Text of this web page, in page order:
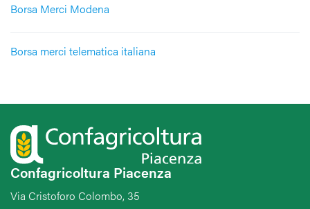
Borsa Merci Modena
Borsa merci telematica italiana
Confagricoltura Piacenza
Via Cristoforo Colombo, 35